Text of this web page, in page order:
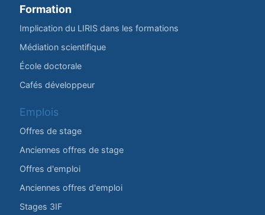
Formation
Implication du LIRIS dans les formations
Médiation scientifique
École doctorale
Cafés développeur
Emplois
Offres de stage
Anciennes offres de stage
Offres d'emploi
Anciennes offres d'emploi
Stages 3IF